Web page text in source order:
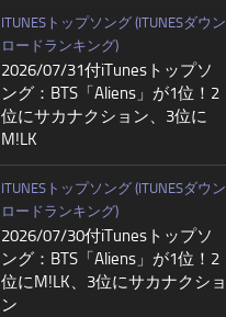
ITUNESトップソング (ITUNESダウン
ロードランキング)
2026/07/31付iTunesトップソ
ング：BTS「Aliens」が1位！2
位にサカナクション、3位に
M!LK
ITUNESトップソング (ITUNESダウン
ロードランキング)
2026/07/30付iTunesトップソ
ング：BTS「Aliens」が1位！2
位にM!LK、3位にサカナクショ
ン